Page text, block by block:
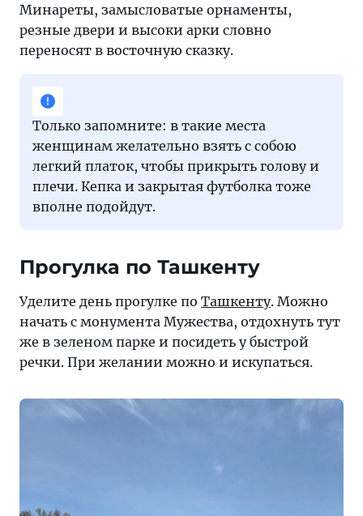
Минареты, замысловатые орнаменты,
резные двери и высоки арки словно
переносят в восточную сказку.
Только запомните: в такие места
женщинам желательно взять с собою
легкий платок, чтобы прикрыть голову и
плечи. Кепка и закрытая футболка тоже
вполне подойдут.
Прогулка по Ташкенту
Уделите день прогулке по Ташкенту. Можно
начать с монумента Мужества, отдохнуть тут
же в зеленом парке и посидеть у быстрой
речки. При желании можно и искупаться.